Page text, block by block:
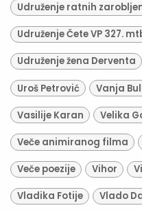
Udruženje ratnih
Udruženje Čete VP 327.
Udruženje žena Derventa
Uroš Petrović Vanja
Vasilije Karan Velika
Veče animiranog filma
Veče poezije Vihor
Vladika Fotije Vlado